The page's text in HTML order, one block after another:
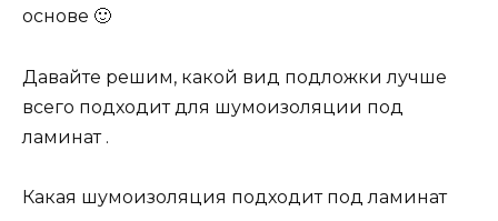
основе 🙂
Давайте решим, какой вид подложки лучше
всего подходит для шумоизоляции под
ламинат .
Какая шумоизоляция подходит под ламинат